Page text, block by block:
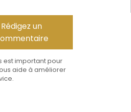
est important pour
aide à améliorer